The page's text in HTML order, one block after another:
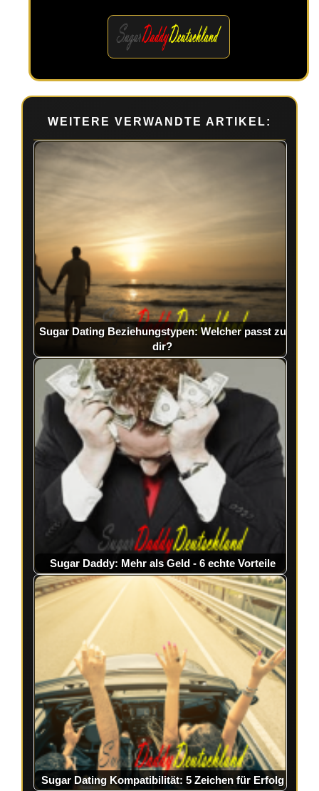
WEITERE VERWANDTE ARTIKEL:
Sugar Dating Beziehungstypen: Welcher passt zu
dir?
Sugar Daddy: Mehr als Geld - 6 echte Vorteile
Sugar Dating Kompatibilität: 5 Zeichen für Erfolg